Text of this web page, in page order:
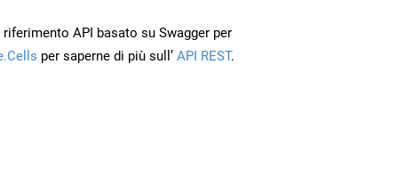
riferimento API basato su Swagger per
per saperne di più sull’ API REST.